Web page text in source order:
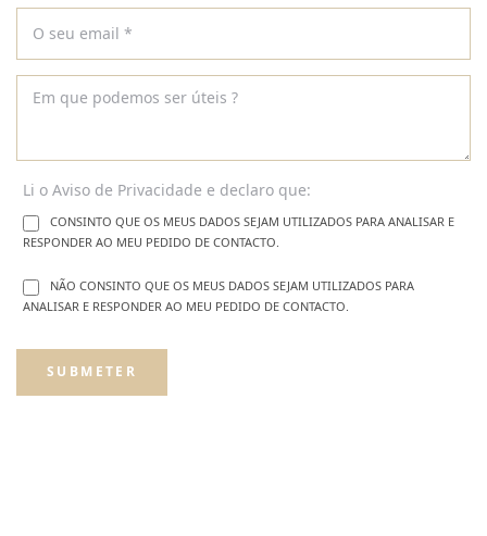
Li o Aviso de Privacidade e declaro que:
CONSINTO QUE OS MEUS DADOS SEJAM UTILIZADOS PARA ANALISAR E
RESPONDER AO MEU PEDIDO DE CONTACTO.
NÃO CONSINTO QUE OS MEUS DADOS SEJAM UTILIZADOS PARA
ANALISAR E RESPONDER AO MEU PEDIDO DE CONTACTO.